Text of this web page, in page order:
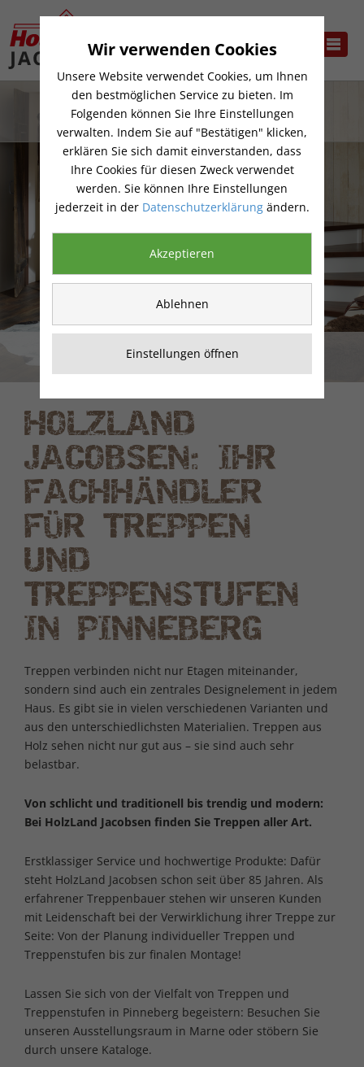
TREPPENSTUFEN
HOLZLAND
JACOBSEN: IHR
FACHHÄNDLER
FÜR TREPPEN
UND
TREPPENSTUFEN
IN PINNEBERG
Treppen verbinden nicht nur Etagen miteinander,
sondern sind auch ein zentrales Designelement in jedem
Haus. Es gibt sie in vielen verschiedenen Varianten und
aus den unterschiedlichsten Materialien. Treppen aus
Holz sehen nicht nur gut aus – sie sind auch sehr
belastbar.
Von schlicht und traditionell bis trendig und modern:
Bei HolzLand Jacobsen finden Sie Treppen aller Art.
Erstklassiger Service und hochwertige Produkte: Dafür
steht HolzLand Jacobsen schon seit über 85 Jahren. Als
erfahrener Treppenbauer stehen wir unseren Kunden
mit Leidenschaft bei der Verwirklichung ihrer Treppe zur
Seite: Von der Planung individueller Treppen und
Treppenstufen bis zur finalen Montage!
Lassen Sie sich von der Vielfalt von Treppen und
Treppenstufen in Pinneberg begeistern: Besuchen Sie
unseren Ausstellungsraum in Marne oder stöbern Sie
durch unsere Kataloge.
Wir verwenden Cookies
Unsere Website verwendet Cookies, um Ihnen
den bestmöglichen Service zu bieten. Im
Folgenden können Sie Ihre Einstellungen
verwalten. Indem Sie auf "Bestätigen" klicken,
erklären Sie sich damit einverstanden, dass
Ihre Cookies für diesen Zweck verwendet
werden. Sie können Ihre Einstellungen
jederzeit in der Datenschutzerklärungändern.
Akzeptieren
Ablehnen
Einstellungen öffnen